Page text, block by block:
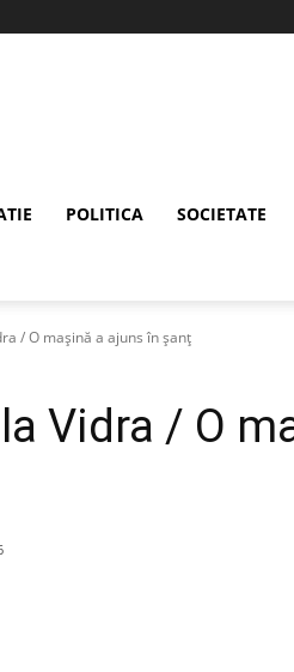
POLITICA SOCIETATE
/ O mașină a ajuns în șanț
Vidra / O